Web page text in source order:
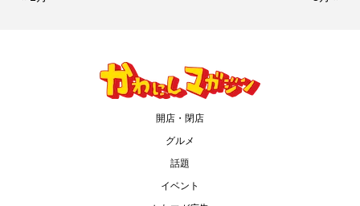
開店・閉店
グルメ
話題
イベント